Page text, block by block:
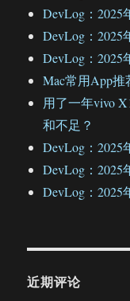
DevLog：2025
DevLog：2025
DevLog：2025
Mac常用App推
用了一年vivo
和不足？
DevLog：2025
DevLog：2025
DevLog：2025
近期评论